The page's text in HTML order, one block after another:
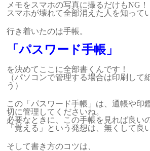
メモをスマホの写真に撮るだけもNG！
スマホが壊れて全部消えた人を知って
行き着いたのは手帳。
「パスワード手帳」
を決めてここに全部書くんです！
（パソコンで管理する場合は印刷して
う）
この「パスワード手帳」は、通帳や印
切に管理してくださいね。
必要なときに、この手帳を見れば良い
「覚える」という発想は、無くして良
そして書き方のコツは、